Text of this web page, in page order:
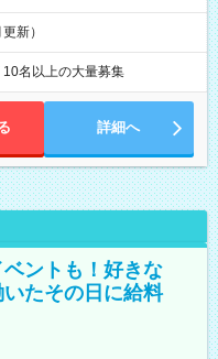
新）
10名以上の大量募集
詳細へ
ントも！好きな
たその日に給料